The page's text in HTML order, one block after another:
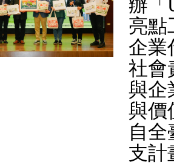
辦「
亮點
企業
社會
與企
與價
自全
支計